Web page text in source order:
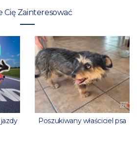
Cię Zainteresować
Poszukiwany właściciel psa